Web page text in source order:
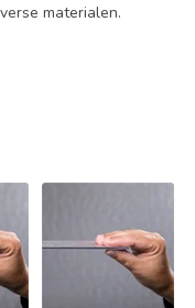
materialen.